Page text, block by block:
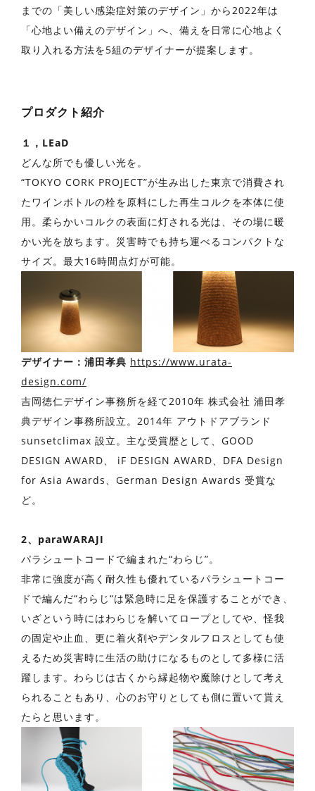
までの「美しい感染症対策のデザイン」から2022年は
「⼼地よい備えのデザイン」へ、備えを⽇常に⼼地よく
取り⼊れる⽅法を5組のデザイナーが提案します。
プロダクト紹介
１，LEaD
どんな所でも優しい光を。
“TOKYO CORK PROJECT”が生み出した東京で消費され
たワインボトルの栓を原料にした再⽣コルクを本体に使
⽤。柔らかいコルクの表⾯に灯される光は、その場に暖
かい光を放ちます。災害時でも持ち運べるコンパクトな
サイズ。最⼤16時間点灯が可能。
デザイナー：浦⽥孝典 https://www.urata-
design.com/
吉岡徳仁デザイン事務所を経て2010年 株式会社 浦⽥孝
典デザイン事務所設⽴。2014年 アウトドアブランド
sunsetclimax 設⽴。主な受賞歴として、GOOD
DESIGN AWARD、 iF DESIGN AWARD、DFA Design
for Asia Awards、German Design Awards 受賞な
ど。
2、paraWARAJI
パラシュートコードで編まれた“わらじ”。
非常に強度が高く耐久性も優れているパラシュートコー
ドで編んだ“わらじ“は緊急時に足を保護することができ、
いざという時にはわらじを解いてロープとしてや、怪我
の固定や止血、更に着火剤やデンタルフロスとしても使
えるため災害時に生活の助けになるものとして多様に活
躍します。わらじは古くから縁起物や魔除けとして考え
られることもあり、⼼のお守りとしても側に置いて貰え
たらと思います。